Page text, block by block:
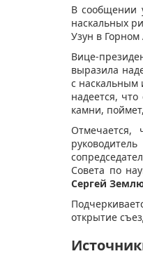
В сообщении
наскальных
Узун в Горном
Вице-
выразила
с наскальным
надеется,
камни,
Отмечается,
Совета по
Сергей
открытие